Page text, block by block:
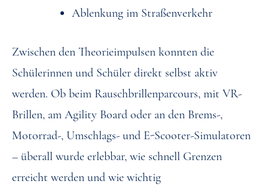
Ablenkung im Straßenverkehr
Zwischen den Theorieimpulsen konnten die
Schülerinnen und Schüler direkt selbst aktiv
werden. Ob beim Rauschbrillenparcours, mit VR-
Brillen, am Agility Board oder an den Brems-,
Motorrad-, Umschlags- und E-Scooter-Simulatoren
– überall wurde erlebbar, wie schnell Grenzen
erreicht werden und wie wichtig